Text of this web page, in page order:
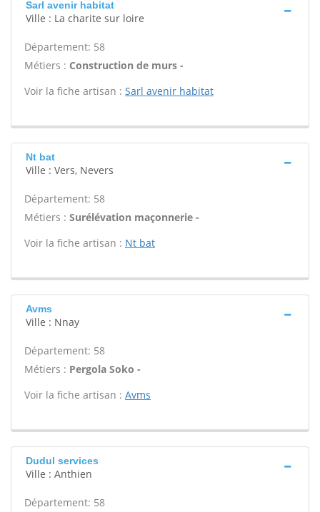
Sarl avenir habitat
Ville : La charite sur loire
Département: 58
Métiers : Construction de murs -
Voir la fiche artisan : Sarl avenir habitat
Nt bat
Ville : Vers, Nevers
Département: 58
Métiers : Surélévation maçonnerie -
Voir la fiche artisan : Nt bat
Avms
Ville : Nnay
Département: 58
Métiers : Pergola Soko -
Voir la fiche artisan : Avms
Dudul services
Ville : Anthien
Département: 58